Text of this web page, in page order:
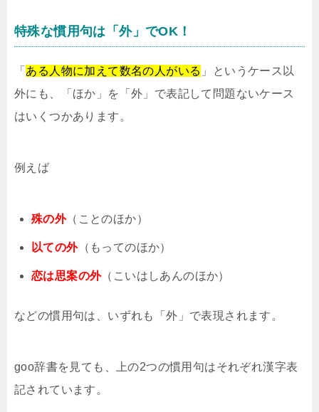
特殊な慣用句は「外」でOK！
「 ある人物に加えて数名の人がいる 」というケース以
外にも、「ほか」を「外」で表記して問題ないケース
はいくつかあります。
例えば
殊の外（ことのほか）
以ての外（もってのほか）
恋は思案の外（こいはしあんのほか）
などの慣用句は、いずれも「外」で表現されます。
goo辞書を見ても、上の2つの慣用句はそれぞれ漢字表
記されています。